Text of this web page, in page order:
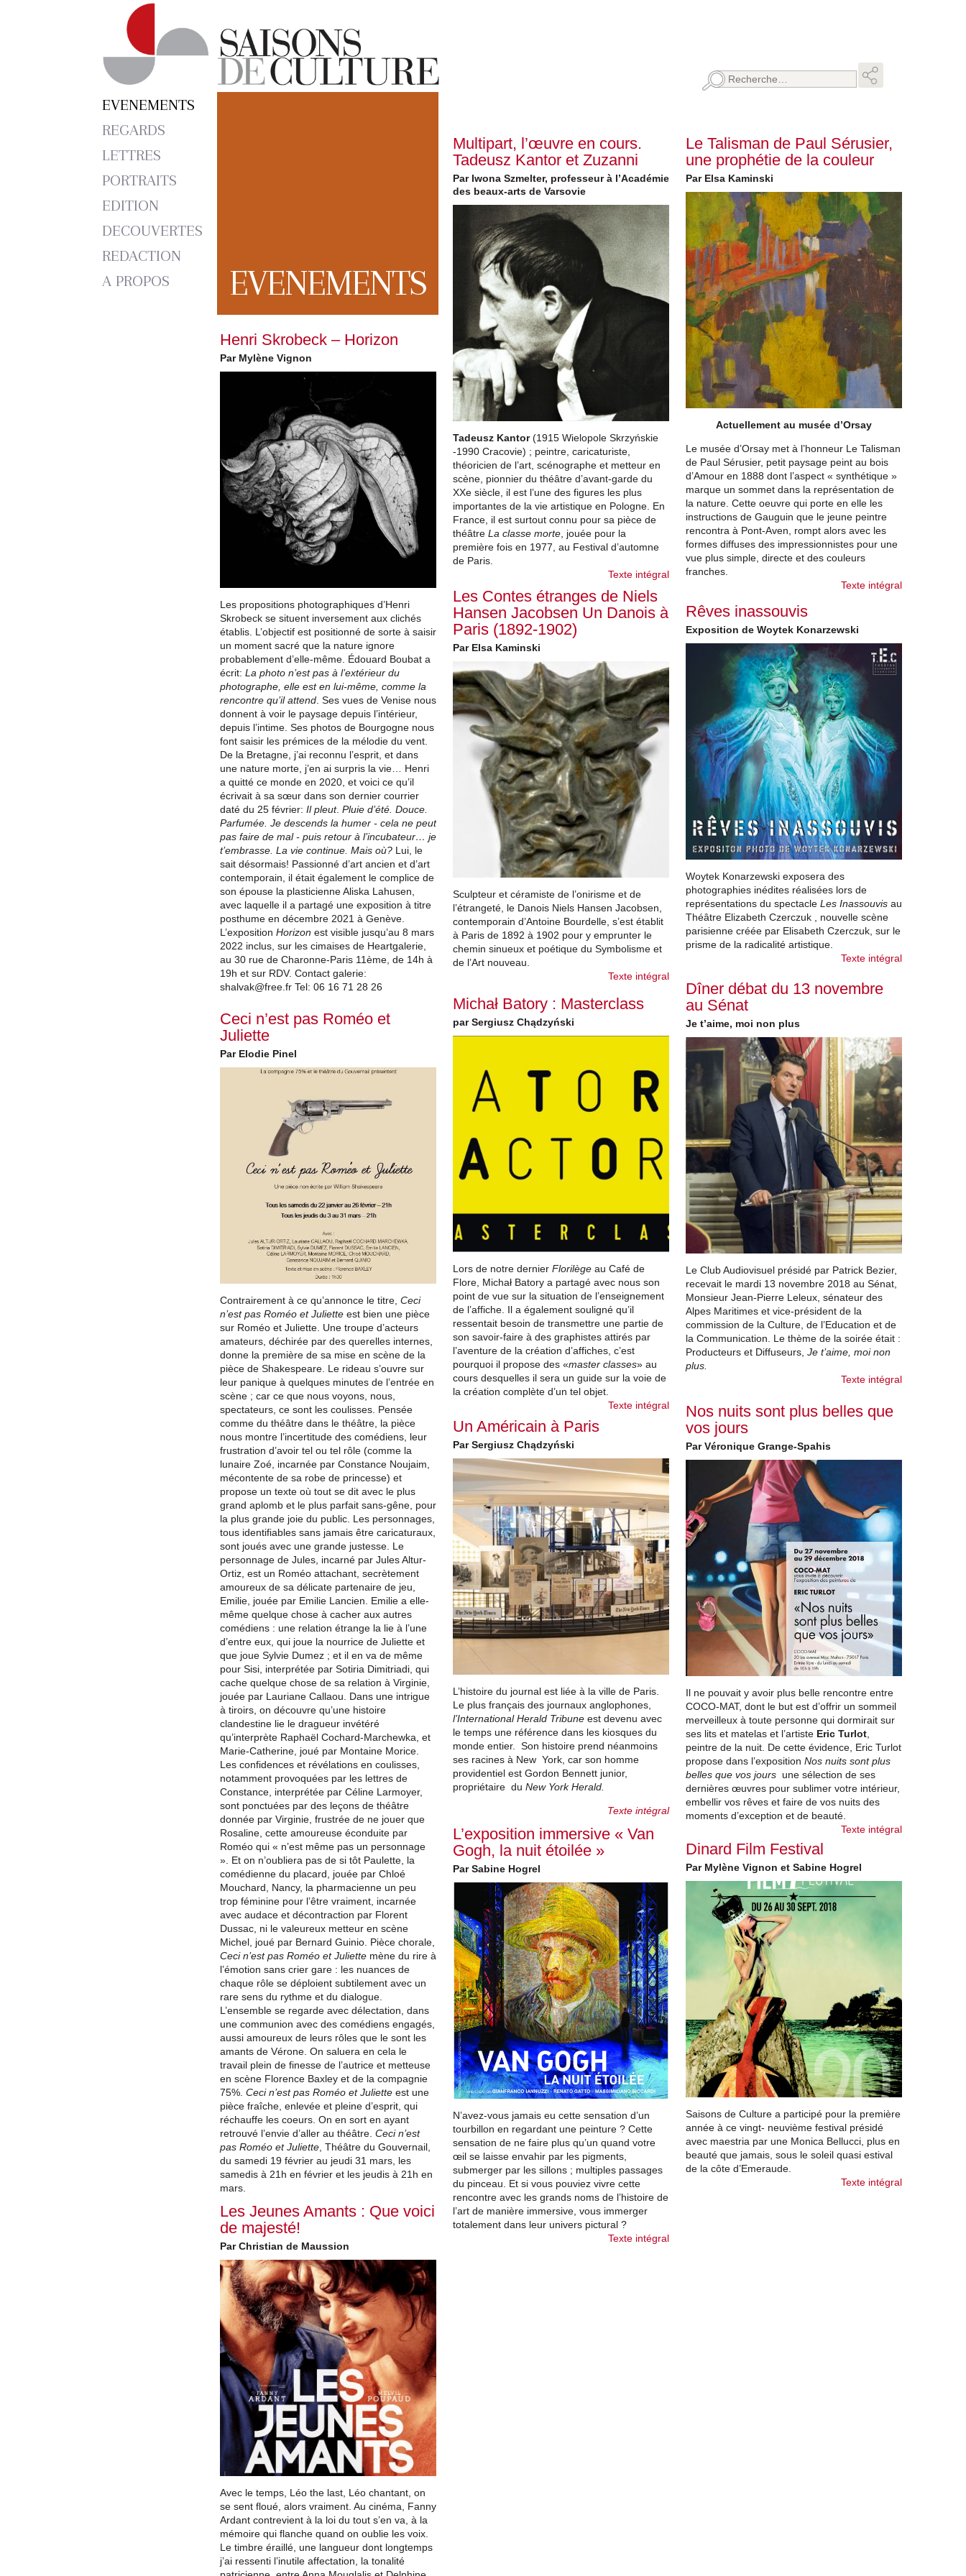
Rechercher :
EVENEMENTS
REGARDS
LETTRES
PORTRAITS
EDITION
DECOUVERTES
REDACTION
A PROPOS
EVENEMENTS
Henri Skrobeck – Horizon
Par Mylène Vignon
Les propositions photographiques d’Henri
Skrobeck se situent inversement aux clichés
établis. L’objectif est positionné de sorte à saisir
un moment sacré que la nature ignore
probablement d’elle-même. Édouard Boubat a
écrit: La photo n’est pas à l’extérieur du
photographe, elle est en lui-même, comme la
rencontre qu’il attend. Ses vues de Venise nous
donnent à voir le paysage depuis l’intérieur,
depuis l’intime. Ses photos de Bourgogne nous
font saisir les prémices de la mélodie du vent.
De la Bretagne, j’ai reconnu l’esprit, et dans
une nature morte, j’en ai surpris la vie… Henri
a quitté ce monde en 2020, et voici ce qu’il
écrivait à sa sœur dans son dernier courrier
daté du 25 février: Il pleut. Pluie d’été. Douce.
Parfumée. Je descends la humer - cela ne peut
pas faire de mal - puis retour à l’incubateur… je
t’embrasse. La vie continue. Mais où?Lui, le
sait désormais! Passionné d’art ancien et d’art
contemporain, il était également le complice de
son épouse la plasticienne Aliska Lahusen,
avec laquelle il a partagé une exposition à titre
posthume en décembre 2021 à Genève.
L’exposition Horizon est visible jusqu’au 8 mars
2022 inclus, sur les cimaises de Heartgalerie,
au 30 rue de Charonne-Paris 11ème, de 14h à
19h et sur RDV. Contact galerie:
shalvak@free.frTel: 06 16 71 28 26
Multipart, l’œuvre en cours.
Tadeusz Kantor et Zuzanni
Par Iwona Szmelter, professeur à l’Académie
des beaux-arts de Varsovie
Tadeusz Kantor(1915 Wielopole Skrzyńskie
-1990 Cracovie) ; peintre, caricaturiste,
théoricien de l’art, scénographe et metteur en
scène, pionnier du théâtre d’avant-garde du
XXe siècle, il est l’une des figures les plus
importantes de la vie artistique en Pologne. En
France, il est surtout connu pour sa pièce de
théâtre La classe morte, jouée pour la
première fois en 1977, au Festival d’automne
de Paris.
Texte intégral
Le Talisman de Paul Sérusier,
une prophétie de la couleur
Par Elsa Kaminski
Actuellement au musée d’Orsay
Le musée d’Orsay met à l’honneur Le Talisman
de Paul Sérusier, petit paysage peint au bois
d’Amour en 1888 dont l’aspect « synthétique »
marque un sommet dans la représentation de
la nature. Cette oeuvre qui porte en elle les
instructions de Gauguin que le jeune peintre
rencontra à Pont-Aven, rompt alors avec les
formes diffuses des impressionnistes pour une
vue plus simple, directe et des couleurs
franches.
Texte intégral
Ceci n’est pas Roméo et
Juliette
Par Elodie Pinel
Contrairement à ce qu’annonce le titre, Ceci
n’est pas Roméo et Julietteest bien une pièce
sur Roméo et Juliette. Une troupe d’acteurs
amateurs, déchirée par des querelles internes,
donne la première de sa mise en scène de la
pièce de Shakespeare. Le rideau s’ouvre sur
leur panique à quelques minutes de l’entrée en
scène ; car ce que nous voyons, nous,
spectateurs, ce sont les coulisses. Pensée
comme du théâtre dans le théâtre, la pièce
nous montre l’incertitude des comédiens, leur
frustration d’avoir tel ou tel rôle (comme la
lunaire Zoé, incarnée par Constance Noujaim,
mécontente de sa robe de princesse) et
propose un texte où tout se dit avec le plus
grand aplomb et le plus parfait sans-gêne, pour
la plus grande joie du public. Les personnages,
tous identifiables sans jamais être caricaturaux,
sont joués avec une grande justesse. Le
personnage de Jules, incarné par Jules Altur-
Ortiz, est un Roméo attachant, secrètement
amoureux de sa délicate partenaire de jeu,
Emilie, jouée par Emilie Lancien. Emilie a elle-
même quelque chose à cacher aux autres
comédiens : une relation étrange la lie à l’une
d’entre eux, qui joue la nourrice de Juliette et
que joue Sylvie Dumez ; et il en va de même
pour Sisi, interprétée par Sotiria Dimitriadi, qui
cache quelque chose de sa relation à Virginie,
jouée par Lauriane Callaou. Dans une intrigue
à tiroirs, on découvre qu’une histoire
clandestine lie le dragueur invétéré
qu’interprète Raphaël Cochard-Marchewka, et
Marie-Catherine, joué par Montaine Morice.
Les confidences et révélations en coulisses,
notamment provoquées par les lettres de
Constance, interprétée par Céline Larmoyer,
sont ponctuées par des leçons de théâtre
donnée par Virginie, frustrée de ne jouer que
Rosaline, cette amoureuse éconduite par
Roméo qui « n’est même pas un personnage
». Et on n’oubliera pas de si tôt Paulette, la
comédienne du placard, jouée par Chloé
Mouchard, Nancy, la pharmacienne un peu
trop féminine pour l’être vraiment, incarnée
avec audace et décontraction par Florent
Dussac, ni le valeureux metteur en scène
Michel, joué par Bernard Guinio. Pièce chorale,
Ceci n’est pas Roméo et Juliettemène du rire à
l’émotion sans crier gare : les nuances de
chaque rôle se déploient subtilement avec un
rare sens du rythme et du dialogue.
L’ensemble se regarde avec délectation, dans
une communion avec des comédiens engagés,
aussi amoureux de leurs rôles que le sont les
amants de Vérone. On saluera en cela le
travail plein de finesse de l’autrice et metteuse
en scène Florence Baxley et de la compagnie
75%. Ceci n’est pas Roméo et Julietteest une
pièce fraîche, enlevée et pleine d’esprit, qui
réchauffe les coeurs. On en sort en ayant
retrouvé l’envie d’aller au théâtre. Ceci n’est
pas Roméo et Juliette, Théâtre du Gouvernail,
du samedi 19 février au jeudi 31 mars, les
samedis à 21h en février et les jeudis à 21h en
mars.
Les Contes étranges de Niels
Hansen Jacobsen Un Danois à
Paris (1892-1902)
Par Elsa Kaminski
Sculpteur et céramiste de l’onirisme et de
l’étrangeté, le Danois Niels Hansen Jacobsen,
contemporain d’Antoine Bourdelle, s’est établit
à Paris de 1892 à 1902 pour y emprunter le
chemin sinueux et poétique du Symbolisme et
de l’Art nouveau.
Texte intégral
Rêves inassouvis
Exposition de Woytek Konarzewski
Woytek Konarzewski exposera des
photographies inédites réalisées lors de
représentations du spectacle Les Inassouvisau
Théâtre Elizabeth Czerczuk , nouvelle scène
parisienne créée par Elisabeth Czerczuk, sur le
prisme de la radicalité artistique.
Texte intégral
Les Jeunes Amants : Que voici
de majesté!
Par Christian de Maussion
Avec le temps, Léo the last, Léo chantant, on
se sent floué, alors vraiment. Au cinéma, Fanny
Ardant contrevient à la loi du tout s’en va, à la
mémoire qui flanche quand on oublie les voix.
Le timbre éraillé, une langueur dont longtemps
j’ai ressenti l’inutile affectation, la tonalité
Michał Batory : Masterclass
par Sergiusz Chądzyński
Lors de notre dernier Florilègeau Café de
Flore, Michał Batory a partagé avec nous son
point de vue sur la situation de l’enseignement
de l’affiche. Il a également souligné qu’il
ressentait besoin de transmettre une partie de
son savoir-faire à des graphistes attirés par
l’aventure de la création d’affiches, c’est
pourquoi il propose des «master classes» au
cours desquelles il sera un guide sur la voie de
la création complète d’un tel objet.
Texte intégral
Dîner débat du 13 novembre
au Sénat
Je t’aime, moi non plus
Le Club Audiovisuel présidé par Patrick Bezier,
recevait le mardi 13 novembre 2018 au Sénat,
Monsieur Jean-Pierre Leleux, sénateur des
Alpes Maritimes et vice-président de la
commission de la Culture, de l’Education et de
la Communication. Le thème de la soirée était :
Producteurs et Diffuseurs, Je t’aime, moi non
plus.
Texte intégral
Un Américain à Paris
Par Sergiusz Chądzyński
L’histoire du journal est liée à la ville de Paris.
Le plus français des journaux anglophones,
l’International Herald Tribuneest devenu avec
le temps une référence dans les kiosques du
monde entier. Son histoire prend néanmoins
ses racines à New York, car son homme
providentiel est Gordon Bennett junior,
propriétaire du New York Herald.
Texte intégral
Nos nuits sont plus belles que
vos jours
Par Véronique Grange-Spahis
Il ne pouvait y avoir plus belle rencontre entre
COCO-MAT, dont le but est d’offrir un sommeil
merveilleux à toute personne qui dormirait sur
ses lits et matelas et l’artiste Eric Turlot,
peintre de la nuit. De cette évidence, Eric Turlot
propose dans l’exposition Nos nuits sont plus
belles que vos joursune sélection de ses
dernières œuvres pour sublimer votre intérieur,
embellir vos rêves et faire de vos nuits des
moments d’exception et de beauté.
Texte intégral
L’exposition immersive « Van
Gogh, la nuit étoilée »
Par Sabine Hogrel
N’avez-vous jamais eu cette sensation d’un
tourbillon en regardant une peinture ? Cette
sensation de ne faire plus qu’un quand votre
œil se laisse envahir par les pigments,
submerger par les sillons ; multiples passages
du pinceau. Et si vous pouviez vivre cette
rencontre avec les grands noms de l’histoire de
l’art de manière immersive, vous immerger
totalement dans leur univers pictural ?
Texte intégral
Dinard Film Festival
Par Mylène Vignon et Sabine Hogrel
Saisons de Culture a participé pour la première
année à ce vingt- neuvième festival présidé
avec maestria par une Monica Bellucci, plus en
beauté que jamais, sous le soleil quasi estival
de la côte d’Emeraude.
Texte intégral